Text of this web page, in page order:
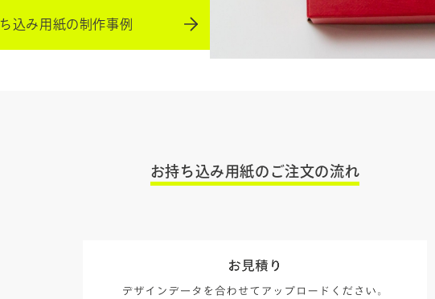
込み用紙の制作事例
お持ち込み用紙のご注文の流れ